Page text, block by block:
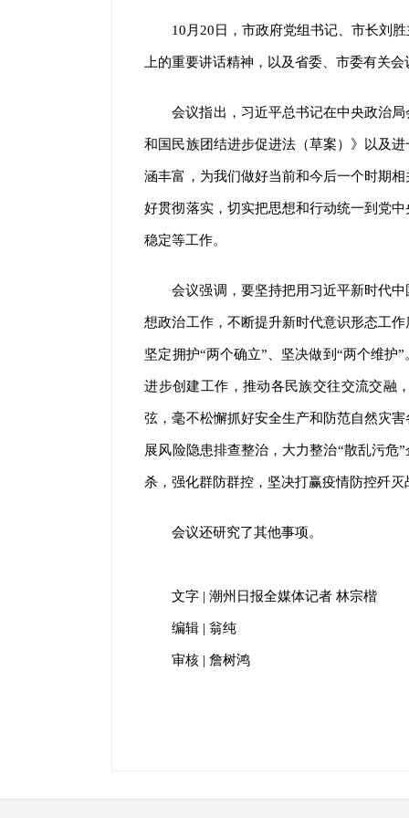
10月20日，市政府党组书记、市长刘
上的重要讲话精神，以及省委、市委有关
会议指出，习近平总书记在中央政治
和国民族团结进步促进法（草案）》以及
涵丰富，为我们做好当前和今后一个时期
好贯彻落实，切实把思想和行动统一到党
稳定等工作。
会议强调，要坚持把用习近平新时代
想政治工作，不断提升新时代意识形态工
坚定拥护“两个确立”、坚决做到“两个维护
进步创建工作，推动各民族交往交流交融
弦，毫不松懈抓好安全生产和防范自然灾
展风险隐患排查整治，大力整治“散乱污危
杀，强化群防群控，坚决打赢疫情防控歼
会议还研究了其他事项。
文字 | 潮州日报全媒体记者 林宗楷
编辑 | 翁纯
审核 | 詹树鸿